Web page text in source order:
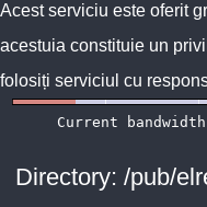
Acest serviciu este oferit
acestuia constituie un
folosiți serviciul cu
Directory: /pub/